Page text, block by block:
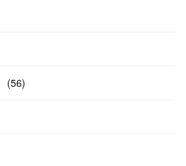
(56)